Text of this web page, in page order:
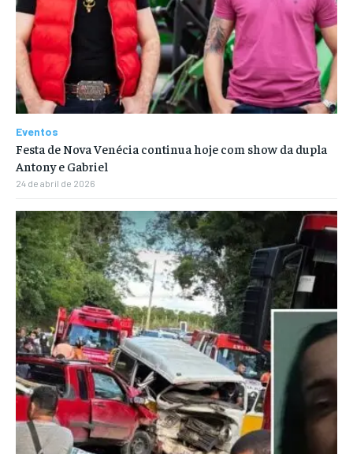
Eventos
Festa de Nova Venécia continua hoje com show da dupla
Antony e Gabriel
24 de abril de 2026